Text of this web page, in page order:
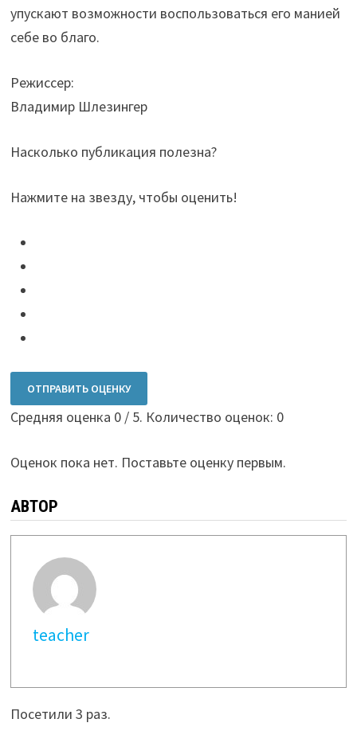
упускают возможности воспользоваться его манией
себе во благо.
Режиссер:
Владимир Шлезингер
Насколько публикация полезна?
Нажмите на звезду, чтобы оценить!
ОТПРАВИТЬ ОЦЕНКУ
Средняя оценка 0/ 5. Количество оценок: 0
Оценок пока нет. Поставьте оценку первым.
АВТОР
teacher
Посетили 3 раз.